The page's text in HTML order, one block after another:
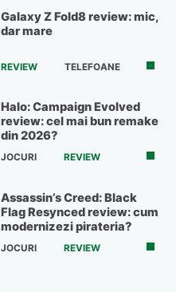
Galaxy Z Fold8 review: mic,
dar mare
REVIEW TELEFOANE
Halo: Campaign Evolved
review: cel mai bun remake
din 2026?
JOCURI REVIEW
Assassin’s Creed: Black
Flag Resynced review: cum
modernizezi pirateria?
JOCURI REVIEW